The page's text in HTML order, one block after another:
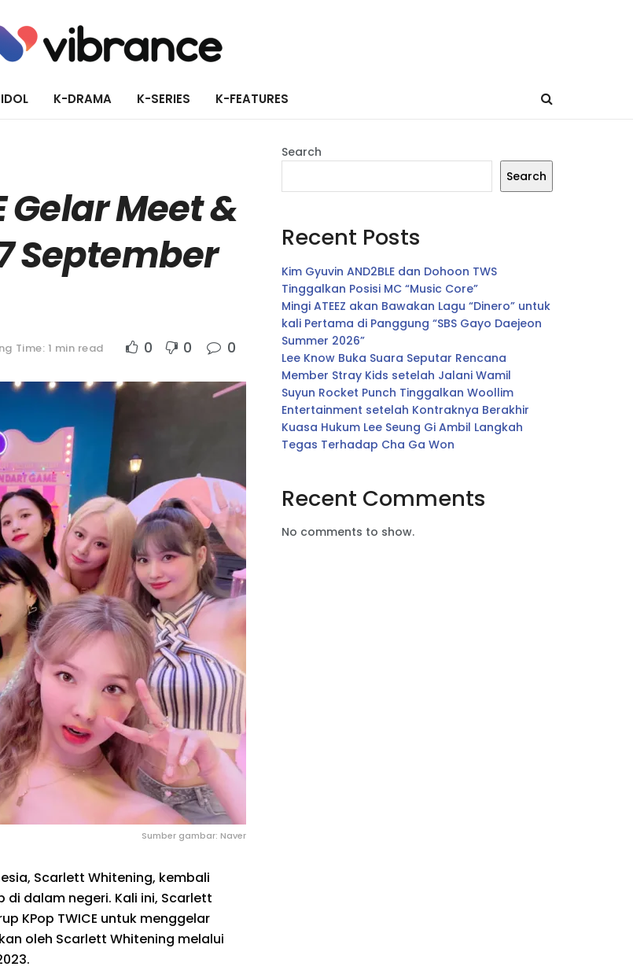
K-DRAMA K-SERIES K-FEATURES
Gelar Meet &
September
Time: 1 min read 0 0 0
Sumber gambar: Naver
Scarlett Whitening, kembali
dalam negeri. Kali ini, Scarlett
KPop TWICE untuk menggelar
oleh Scarlett Whitening melalui
Search
Search
Recent Posts
Kim Gyuvin AND2BLE dan Dohoon TWS
Tinggalkan Posisi MC “Music Core”
Mingi ATEEZ akan Bawakan Lagu “Dinero” untuk
kali Pertama di Panggung “SBS Gayo Daejeon
Summer 2026”
Lee Know Buka Suara Seputar Rencana
Member Stray Kids setelah Jalani Wamil
Suyun Rocket Punch Tinggalkan Woollim
Entertainment setelah Kontraknya Berakhir
Kuasa Hukum Lee Seung Gi Ambil Langkah
Tegas Terhadap Cha Ga Won
Recent Comments
No comments to show.